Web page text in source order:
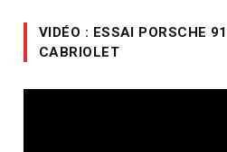
VIDÉO : ESSAI PORSCHE
CABRIOLET